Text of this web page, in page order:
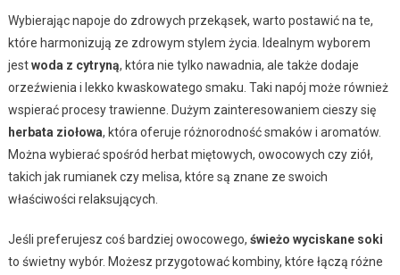
Wybierając napoje do zdrowych przekąsek, warto postawić na te,
które harmonizują ze zdrowym stylem życia. Idealnym wyborem
jestwoda z cytryną, która nie tylko nawadnia, ale także dodaje
orzeźwienia i lekko kwaskowatego smaku. Taki napój może również
wspierać procesy trawienne. Dużym zainteresowaniem cieszy się
herbata ziołowa, która oferuje różnorodność smaków i aromatów.
Można wybierać spośród herbat miętowych, owocowych czy ziół,
takich jak rumianek czy melisa, które są znane ze swoich
właściwości relaksujących.
Jeśli preferujesz coś bardziej owocowego, świeżo wyciskane soki
to świetny wybór. Możesz przygotować kombiny, które łączą różne